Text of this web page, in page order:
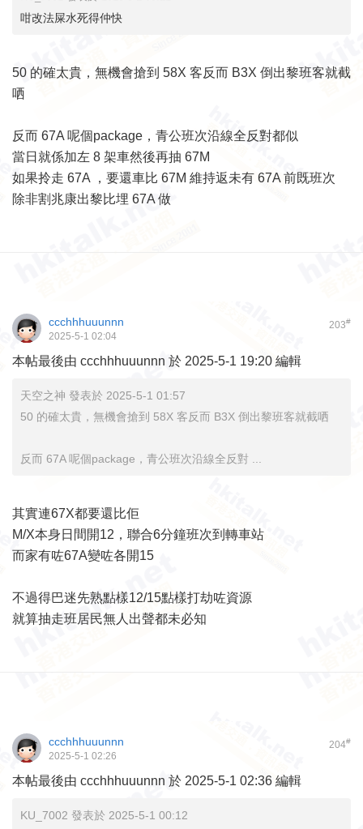
咁改法屎水死得仲快
50 的確太貴，無機會搶到 58X 客反而 B3X 倒出黎班客就截
哂
反而 67A 呢個package，青公班次沿線全反對都似
當日就係加左 8 架車然後再抽 67M
如果拎走 67A ，要還車比 67M 維持返未有 67A 前既班次
除非割兆康出黎比埋 67A 做
203#
ccchhhuuunnn
2025-5-1 02:04
本帖最後由 ccchhhuuunnn 於 2025-5-1 19:20 編輯
天空之神 發表於 2025-5-1 01:57
50 的確太貴，無機會搶到 58X 客反而 B3X 倒出黎班客就截哂
反而 67A 呢個package，青公班次沿線全反對 ...
其實連67X都要還比佢
M/X本身日間開12，聯合6分鐘班次到轉車站
而家有咗67A變咗各開15
不過得巴迷先熟點樣12/15點樣打劫咗資源
就算抽走班居民無人出聲都未必知
204#
ccchhhuuunnn
2025-5-1 02:26
本帖最後由 ccchhhuuunnn 於 2025-5-1 02:36 編輯
KU_7002 發表於 2025-5-1 00:12